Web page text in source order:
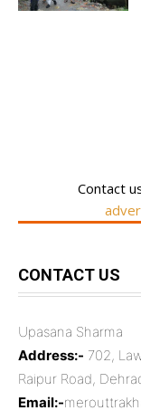
Contact
CONTACT US
Upasana Sharma
Address:- 702,
Raipur Road,
Email:-